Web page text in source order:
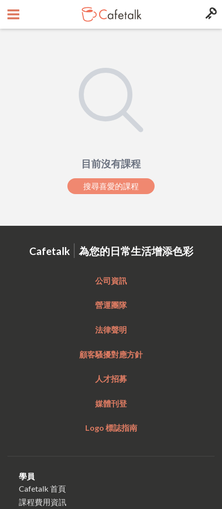
目前沒有課程
搜尋喜愛的課程
Cafetalk | 為您的日常生活增添色彩
公司資訊
營運團隊
法律聲明
顧客騷擾對應方針
人才招募
媒體刊登
Logo 標誌指南
學員
Cafetalk 首頁
課程費用資訊